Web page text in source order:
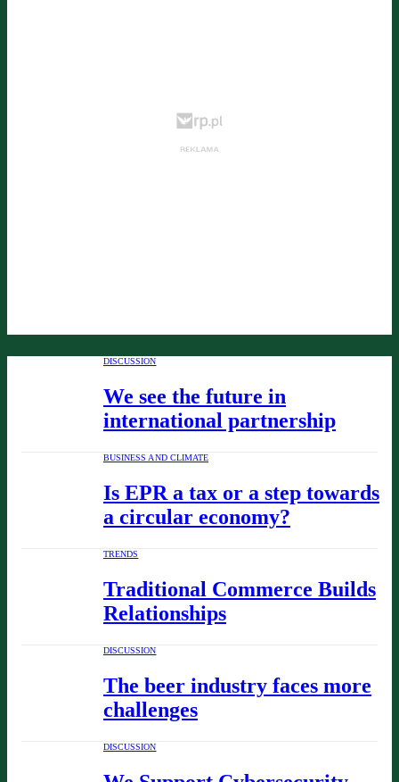
DISCUSSION
We see the future in
international partnership
BUSINESS AND CLIMATE
Is EPR a tax or a step towards
a circular economy?
TRENDS
Traditional Commerce Builds
Relationships
DISCUSSION
The beer industry faces more
challenges
DISCUSSION